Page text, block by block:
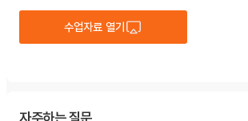
수업자료 열기
자주하는 질문